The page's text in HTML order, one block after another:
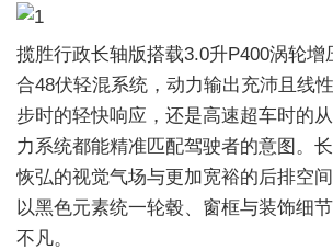
揽胜行政长轴版搭载3.0升P400涡轮增
合48伏轻混系统，动力输出充沛且线
步时的轻快响应，还是高速超车时的
力系统都能精准匹配驾驶者的意图。
恢弘的视觉气场与更加宽裕的后排空
以黑色元素统一轮毂、窗框与装饰细
不凡。